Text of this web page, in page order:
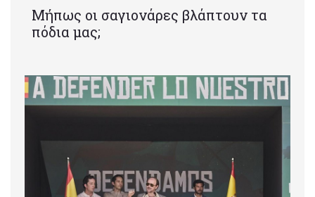
Μήπως οι σαγιονάρες βλάπτουν τα
πόδια μας;